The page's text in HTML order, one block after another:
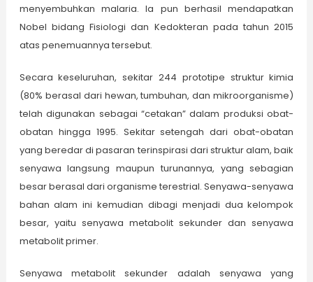
menyembuhkan malaria. Ia pun berhasil mendapatkan
Nobel bidang Fisiologi dan Kedokteran pada tahun 2015
atas penemuannya tersebut.
Secara keseluruhan, sekitar 244 prototipe struktur kimia
(80% berasal dari hewan, tumbuhan, dan mikroorganisme)
telah digunakan sebagai “cetakan” dalam produksi obat-
obatan hingga 1995. Sekitar setengah dari obat-obatan
yang beredar di pasaran terinspirasi dari struktur alam, baik
senyawa langsung maupun turunannya, yang sebagian
besar berasal dari organisme terestrial. Senyawa-senyawa
bahan alam ini kemudian dibagi menjadi dua kelompok
besar, yaitu senyawa metabolit sekunder dan senyawa
metabolit primer.
Senyawa metabolit sekunder adalah senyawa yang